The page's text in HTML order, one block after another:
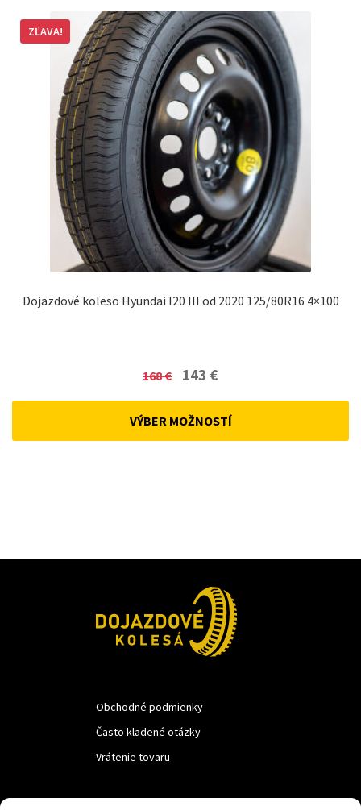
Dojazdové koleso Hyundai I20 III od 2020 125/80R16 4×100
ZĽAVA!
168€
Original
was:
143 €Current
VÝBER MOŽNOSTÍ
Obchodné podmienky
Často kladené otázky
Vrátenie tovaru